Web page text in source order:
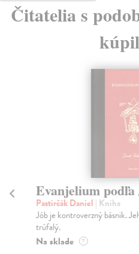
Čitatelia s
Evanjelium podľa
Pastirčák Daniel | Kniha
Jób je kontroverzný básnik.
trúfalý.
Na sklade ?